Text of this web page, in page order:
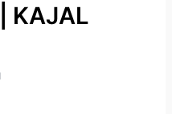
KAJAL